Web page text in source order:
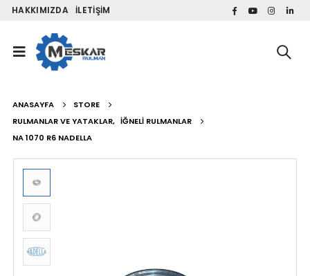
HAKKIMIZDA İLETIŞIM
ANASAYFA
STORE
RULMANLAR VE YATAKLAR, İĞNELI RULMANLAR
NA 1070 R6 NADELLA